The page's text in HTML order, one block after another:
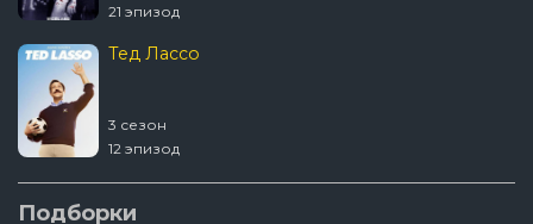
21 эпизод
Тед Лассо
3 сезон
12 эпизод
Ковчег
Подборки